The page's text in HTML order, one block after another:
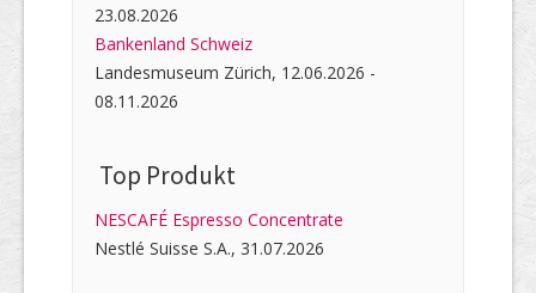
23.08.2026
Bankenland Schweiz
Landesmuseum Zürich, 12.06.2026 -
08.11.2026
Top Produkt
NESCAFÉ Espresso Concentrate
Nestlé Suisse S.A., 31.07.2026